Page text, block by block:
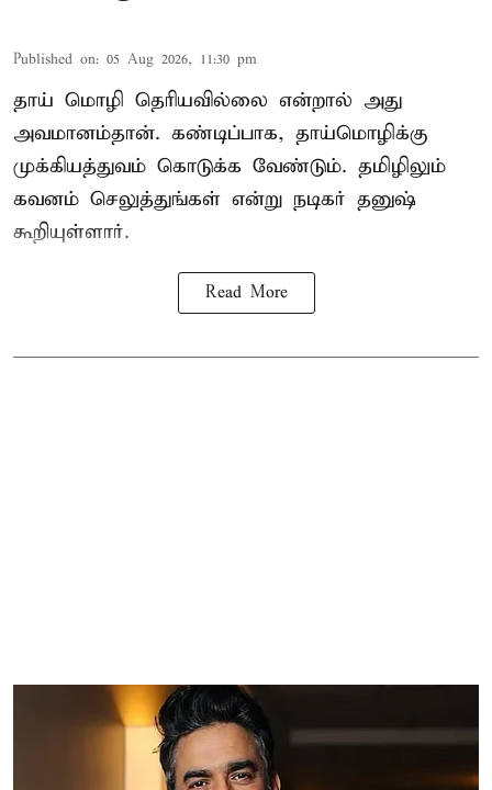
Published on: 05 Aug 2026, 11:30 pm
தாய் மொழி தெரியவில்லை என்றால் அது
அவமானம்தான். கண்டிப்பாக, தாய்மொழிக்கு
முக்கியத்துவம் கொடுக்க வேண்டும். தமிழிலும்
கவனம் செலுத்துங்கள் என்று நடிகர் தனுஷ்
கூறியுள்ளார்.
Read More